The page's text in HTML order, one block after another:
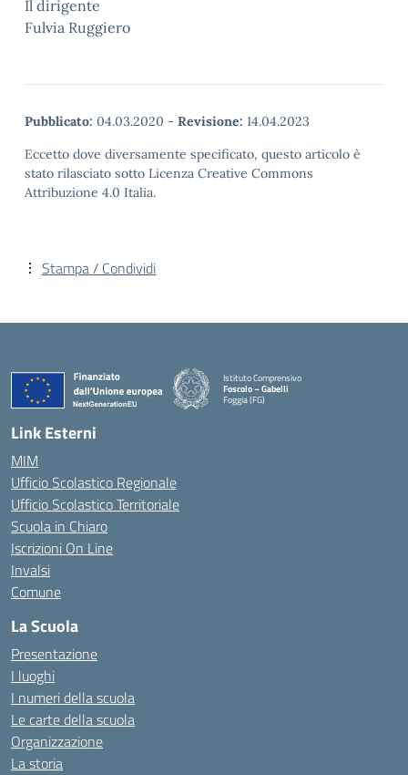
Il dirigente
Fulvia Ruggiero
Pubblicato: 04.03.2020 - Revisione: 14.04.2023
Eccetto dove diversamente specificato, questo articolo è
stato rilasciato sotto Licenza Creative Commons
Attribuzione 4.0 Italia.
Stampa / Condividi
Istituto Comprensivo
Foscolo – Gabelli
Foggia (FG)
— Visita la pagina iniziale della scuola
Link Esterni
MIM
Ufficio Scolastico Regionale
Ufficio Scolastico Territoriale
Scuola in Chiaro
Iscrizioni On Line
Invalsi
Comune
La Scuola
Presentazione
I luoghi
I numeri della scuola
Le carte della scuola
Organizzazione
La storia